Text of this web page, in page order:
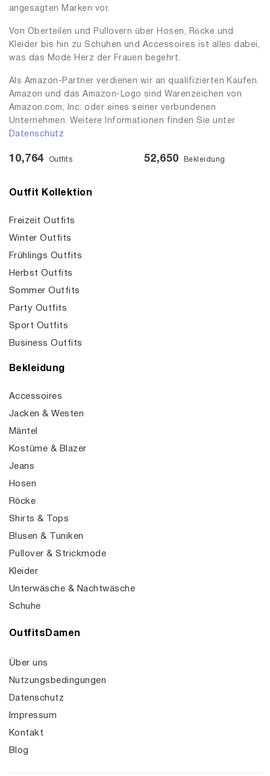
angesagten Marken vor.
Von Oberteilen und Pullovern über Hosen, Röcke und
Kleider bis hin zu Schuhen und Accessoires ist alles dabei,
was das Mode Herz der Frauen begehrt.
Als Amazon-Partner verdienen wir an qualifizierten Käufen.
Amazon und das Amazon-Logo sind Warenzeichen von
Amazon.com, Inc. oder eines seiner verbundenen
Unternehmen. Weitere Informationen finden Sie unter
Datenschutz
10,764 Outfits 52,650 Bekleidung
Outfit Kollektion
Freizeit Outfits
Winter Outfits
Frühlings Outfits
Herbst Outfits
Sommer Outfits
Party Outfits
Sport Outfits
Business Outfits
Bekleidung
Accessoires
Jacken & Westen
Mäntel
Kostüme & Blazer
Jeans
Hosen
Röcke
Shirts & Tops
Blusen & Tuniken
Pullover & Strickmode
Kleider
Unterwäsche & Nachtwäsche
Schuhe
OutfitsDamen
Über uns
Nutzungsbedingungen
Datenschutz
Impressum
Kontakt
Blog